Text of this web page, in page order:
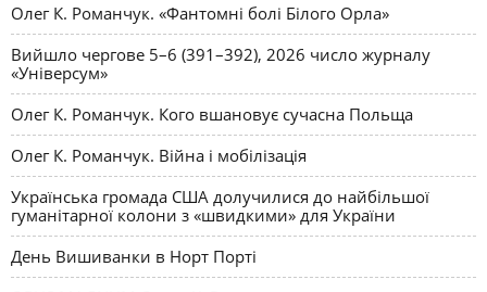
Олег К. Романчук. «Фантомні болі Білого Орла»
Вийшло чергове 5–6 (391–392), 2026 число журналу
«Універсум»
Олег К. Романчук. Кого вшановує сучасна Польща
Олег К. Романчук. Війна і мобілізація
Українська громада США долучилися до найбільшої
гуманітарної колони з «швидкими» для України
День Вишиванки в Норт Порті